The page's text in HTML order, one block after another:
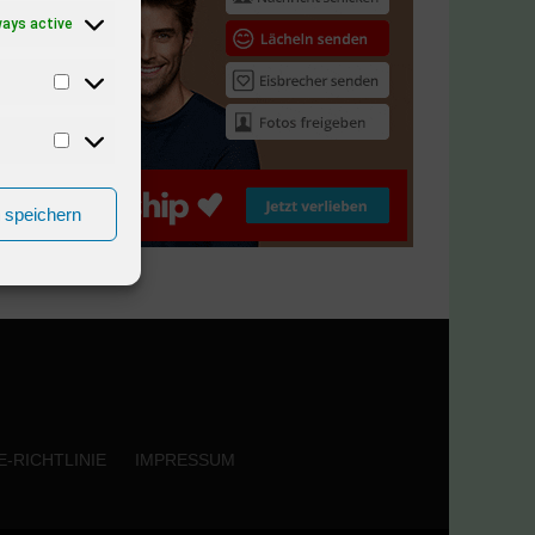
active
speichern
RICHTLINIE IMPRESSUM